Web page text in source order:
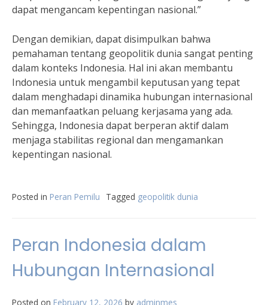
dapat mengancam kepentingan nasional.”
Dengan demikian, dapat disimpulkan bahwa
pemahaman tentang geopolitik dunia sangat penting
dalam konteks Indonesia. Hal ini akan membantu
Indonesia untuk mengambil keputusan yang tepat
dalam menghadapi dinamika hubungan internasional
dan memanfaatkan peluang kerjasama yang ada.
Sehingga, Indonesia dapat berperan aktif dalam
menjaga stabilitas regional dan mengamankan
kepentingan nasional.
Posted in Peran Pemilu Tagged geopolitik dunia
Peran Indonesia dalam
Hubungan Internasional
Posted on February 12, 2026 by adminmes